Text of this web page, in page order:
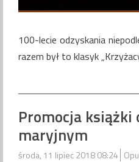
100-lecie odzyskania
razem był to klasyk
Promocja książki
maryjnym
środa, 11 lipiec 2018 08:24